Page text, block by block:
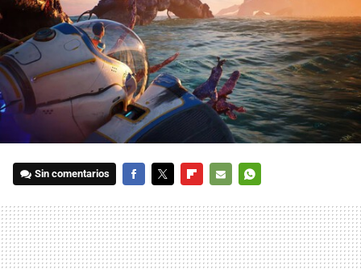
Sin comentarios
MAIL